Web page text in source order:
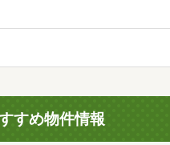
すめ物件情報